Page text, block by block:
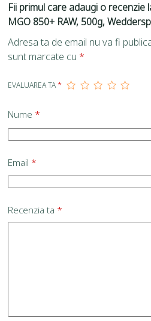
Fii primul care adaugi o recenzie
MGO 850+ RAW, 500g,
Adresa ta de email nu va fi
sunt marcate cu *
EVALUAREA TA*
Nume *
Email *
Recenzia ta *